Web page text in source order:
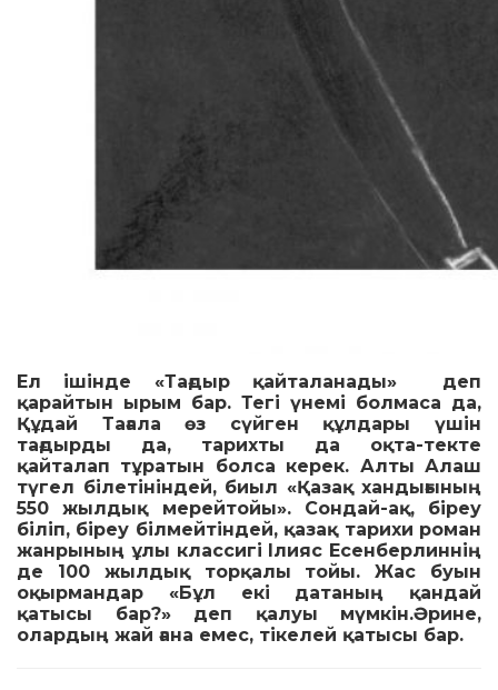
Ел ішінде «Тағдыр қайталанады» деп
қарайтын ырым бар. Тегі үнемі болмаса да,
Құдай Тағала өз сүйген құлдары үшін
тағдырды да, тарихты да оқта-текте
қайталап тұратын болса керек. Алты Алаш
түгел білетініндей, биыл «Қазақ хандығының
550 жылдық мерейтойы». Сондай-ақ, біреу
біліп, біреу білмейтіндей, қазақ тарихи роман
жанрының ұлы классигі Ілияс Есенберлиннің
де 100 жылдық торқалы тойы. Жас буын
оқырмандар «Бұл екі датаның қандай
қатысы бар?» деп қалуы мүмкін.Әрине,
олардың жай ғана емес, тікелей қатысы бар.